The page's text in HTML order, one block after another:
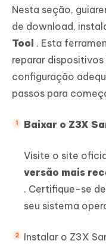
Nesta seção,
de download,
Tool . Esta
reparar dispositivos
configuração
passos para
Baixar o Z3X
Visite o site
versão mais
. Certifique-se
seu sistema
Instalar o Z3X